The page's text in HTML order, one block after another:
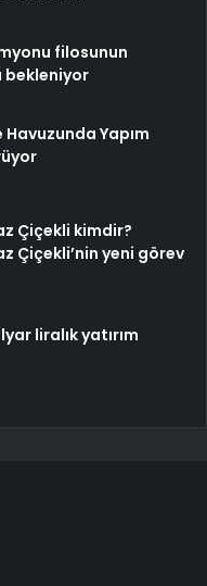
filosunun
bekleniyor
Yapım
Çiçekli kimdir?
Çiçekli’nin yeni görev
liralık yatırım